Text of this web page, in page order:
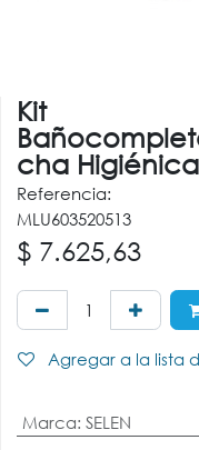
Kit
cha
Referencia:
MLU603520513
$ 7.625,63
Agregar a la lista
Marca: SELEN